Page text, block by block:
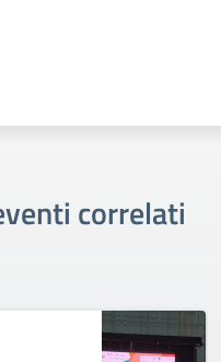
correlati